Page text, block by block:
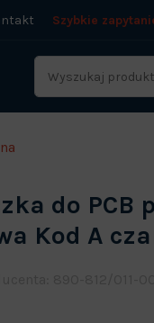
Szybkie
do PCB
Kod A